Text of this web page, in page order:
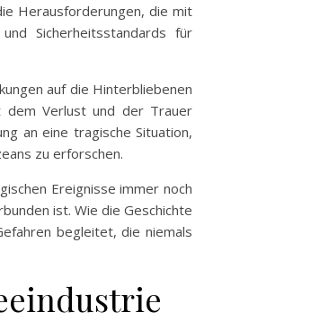
Herausforderungen, die mit
Sicherheitsstandards für
auf die Hinterbliebenen
dem Verlust und der Trauer
an eine tragische Situation,
zu erforschen.
Ereignisse immer noch
ist. Wie die Geschichte
begleitet, die niemals